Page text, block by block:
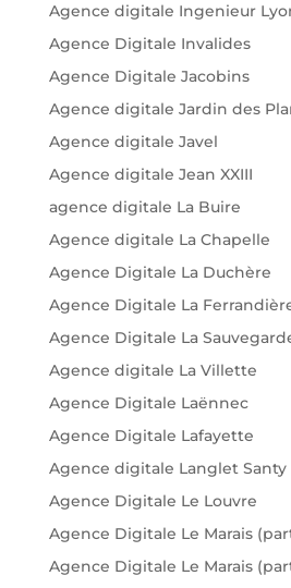
Agence digitale Ingenieur
Agence Digitale Invalides
Agence Digitale Jacobins
Agence digitale Jardin des
Agence digitale Javel
Agence digitale Jean XXIII
agence digitale La Buire
Agence digitale La Chapelle
Agence Digitale La Duchère
Agence Digitale La
Agence Digitale La
Agence digitale La Villette
Agence Digitale Laënnec
Agence Digitale Lafayette
Agence digitale Langlet Santy
Agence Digitale Le Louvre
Agence Digitale Le Marais
Agence Digitale Le Marais